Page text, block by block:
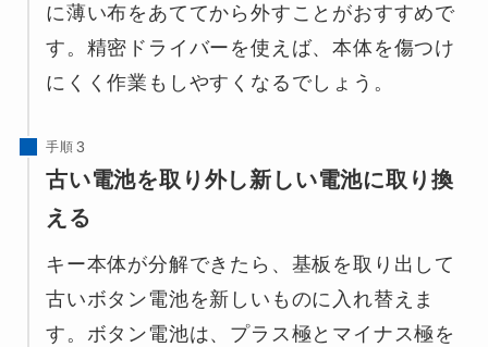
に薄い布をあててから外すことがおすすめで
す。精密ドライバーを使えば、本体を傷つけ
にくく作業もしやすくなるでしょう。
手順
古い電池を取り外し新しい電池に取り換
える
キー本体が分解できたら、基板を取り出して
古いボタン電池を新しいものに入れ替えま
す。ボタン電池は、プラス極とマイナス極を